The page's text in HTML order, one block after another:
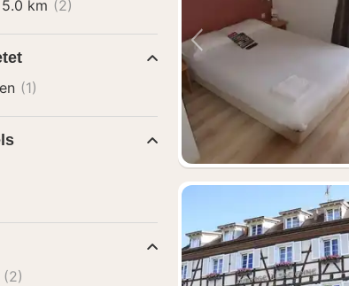
Vorheriges Bild
km (2)
(1)
(2)